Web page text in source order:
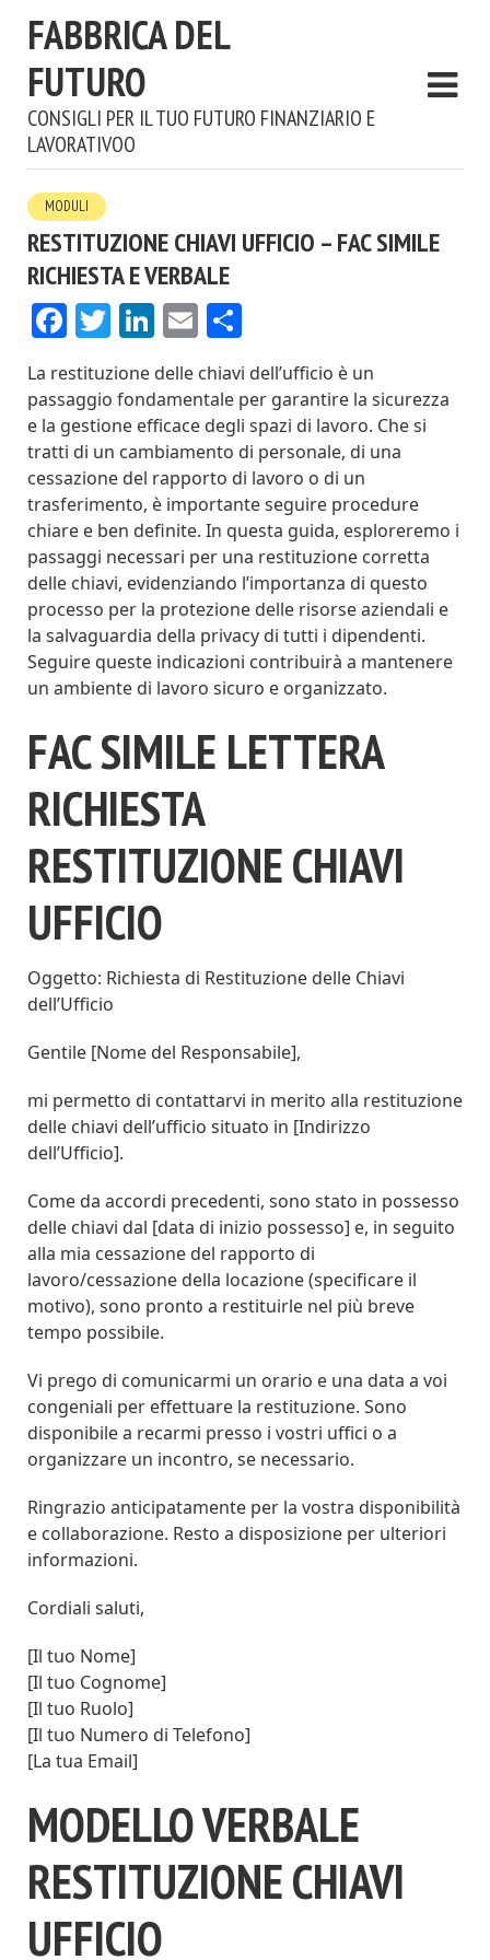
FABBRICA DEL
FUTURO
CONSIGLI PER IL TUO FUTURO FINANZIARIO E
LAVORATIVOO
MODULI
RESTITUZIONE CHIAVI UFFICIO – FAC SIMILE
RICHIESTA E VERBALE
Facebook
Twitter
LinkedIn
Email
La restituzione delle chiavi dell’ufficio è un
passaggio fondamentale per garantire la sicurezza
e la gestione efficace degli spazi di lavoro. Che si
tratti di un cambiamento di personale, di una
cessazione del rapporto di lavoro o di un
trasferimento, è importante seguire procedure
chiare e ben definite. In questa guida, esploreremo i
passaggi necessari per una restituzione corretta
delle chiavi, evidenziando l’importanza di questo
processo per la protezione delle risorse aziendali e
la salvaguardia della privacy di tutti i dipendenti.
Seguire queste indicazioni contribuirà a mantenere
un ambiente di lavoro sicuro e organizzato.
FAC SIMILE LETTERA
RICHIESTA
RESTITUZIONE CHIAVI
UFFICIO
Oggetto: Richiesta di Restituzione delle Chiavi
dell’Ufficio
Gentile [Nome del Responsabile],
mi permetto di contattarvi in merito alla restituzione
delle chiavi dell’ufficio situato in [Indirizzo
dell’Ufficio].
Come da accordi precedenti, sono stato in possesso
delle chiavi dal [data di inizio possesso] e, in seguito
alla mia cessazione del rapporto di
lavoro/cessazione della locazione (specificare il
motivo), sono pronto a restituirle nel più breve
tempo possibile.
Vi prego di comunicarmi un orario e una data a voi
congeniali per effettuare la restituzione. Sono
disponibile a recarmi presso i vostri uffici o a
organizzare un incontro, se necessario.
Ringrazio anticipatamente per la vostra disponibilità
e collaborazione. Resto a disposizione per ulteriori
informazioni.
Cordiali saluti,
[Il tuo Nome]
[Il tuo Cognome]
[Il tuo Ruolo]
[Il tuo Numero di Telefono]
[La tua Email]
MODELLO VERBALE
RESTITUZIONE CHIAVI
UFFICIO